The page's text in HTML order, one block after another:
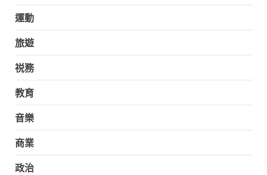
運動
旅遊
祱務
教育
音樂
商業
政治